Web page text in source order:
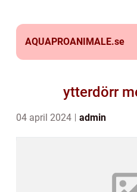
AQUAPROANIMALE.se
ytterdörr
04 april 2024 admin